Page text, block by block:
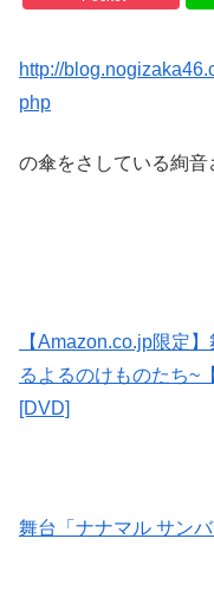
http://
php
の傘をさしている絢音
【Amazon.co.jp限定
るよるのけものたち~
[DVD]
舞台「ナナマル サン